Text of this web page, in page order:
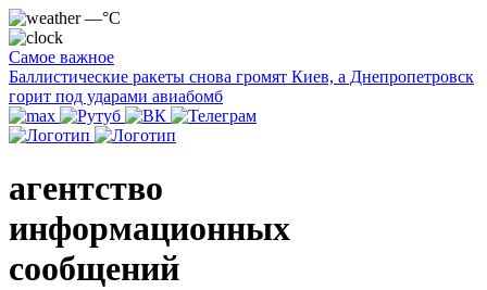
—°C
Самое важное
Баллистические ракеты снова громят Киев, а Днепропетровск
горит под ударами авиабомб
агентство
информационных
сообщений